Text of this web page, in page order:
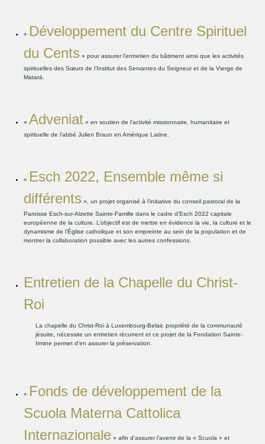
« Développement du Centre Spirituel
du Cents » pour assurer l’entretien du bâtiment ainsi que les activités
spirituelles des Sœurs de l’Institut des Servantes du Seigneur et de la Vierge de
Matará.
« Adveniat » en soutien de l’activité missionnaire, humanitaire et
spirituelle de l’abbé Julien Braun en Amérique Latine.
« Esch 2022, Ensemble même si
différents », un projet organisé à l’initiative du conseil pastoral de la
Paroisse Esch-sur-Alzette Sainte-Famille dans le cadre d’Esch 2022 capitale
européenne de la culture. L’objectif est de mettre en évidence la vie, la culture et le
dynamisme de l’Église catholique et son empreinte au sein de la population et de
montrer la collaboration possible avec les autres confessions.
Entretien de la Chapelle du Christ-
Roi
La chapelle du Christ-Roi à Luxembourg-Belair, propriété de la communauté
jésuite, nécessite un entretien récurrent et ce projet de la Fondation Sainte-
Irmine permet d’en assurer la préservation.
« Fonds de développement de la
Scuola Materna Cattolica
Internazionale » afin d’assurer l’avenir de la « Scuola » et